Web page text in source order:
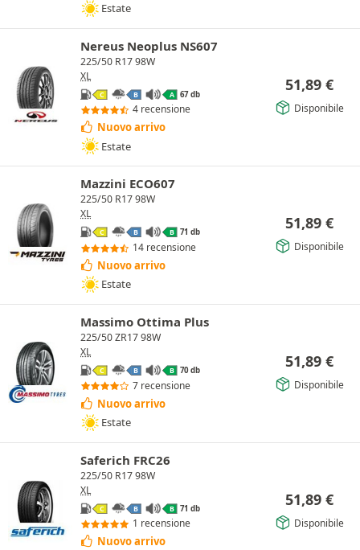
Estate
Nereus Neoplus NS607
225/50 R17 98W
XL
C B A 67 db
4 recensione
Nuovo arrivo
Estate
51,89 €
Disponibile
Mazzini ECO607
225/50 R17 98W
XL
C B B 71 db
14 recensione
Nuovo arrivo
Estate
51,89 €
Disponibile
Massimo Ottima Plus
225/50 ZR17 98W
XL
C B B 70 db
7 recensione
Nuovo arrivo
Estate
51,89 €
Disponibile
Saferich FRC26
225/50 R17 98W
XL
C B B 71 db
1 recensione
Nuovo arrivo
51,89 €
Disponibile